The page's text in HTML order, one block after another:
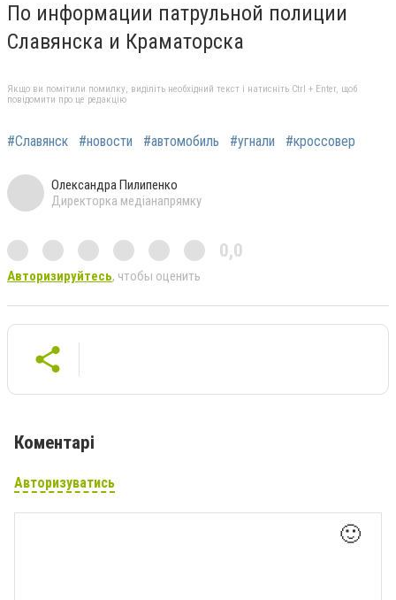
По информации патрульной полиции
Славянска и Краматорска
Якщо ви помітили помилку, виділіть необхідний текст і натисніть Ctrl + Enter, щоб
повідомити про це редакцію
#Славянск #новости #автомобиль #угнали #кроссовер
Олександра Пилипенко
Директорка медіанапрямку
0,0
Авторизируйтесь, чтобы оценить
Коментарі
Авторизуватись
🙂